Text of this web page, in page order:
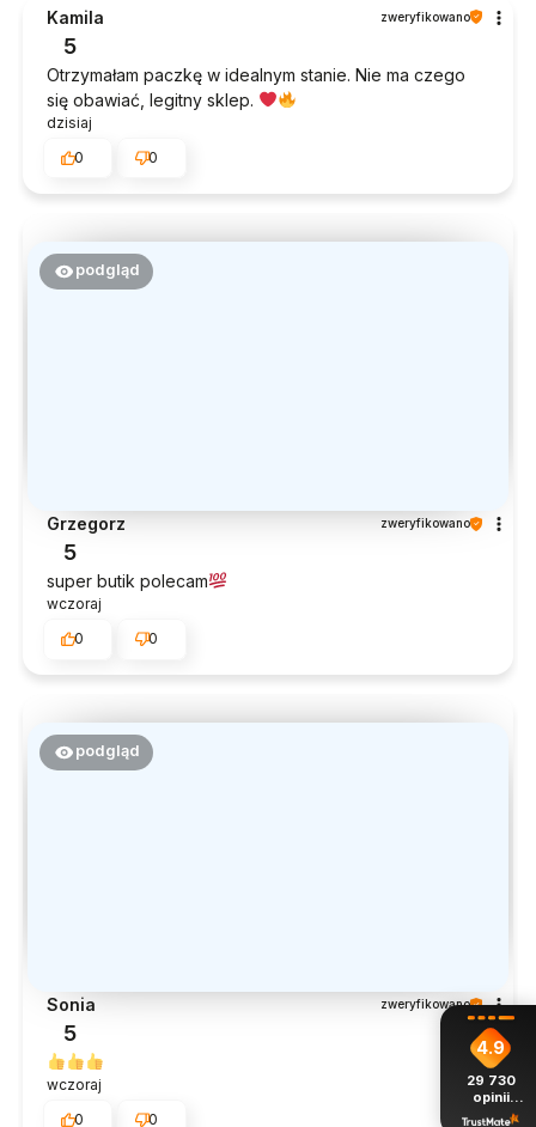
Kamila zweryfikowano
5
Otrzymałam paczkę w idealnym stanie. Nie ma czego
się obawiać, legitny sklep.
dzisiaj
0
0
podgląd
Grzegorz zweryfikowano
5
super butik polecam
wczoraj
0
0
podgląd
Sonia zweryfikowano
5
wczoraj
0
0
4.9
29 730
opinii
z całego